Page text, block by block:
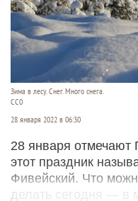
Зима в лесу. Снег. Много снега.
СС0
28 января 2022 в 06:30
28 января
этот праздник
Фивейский. Что
делать сегодня — в